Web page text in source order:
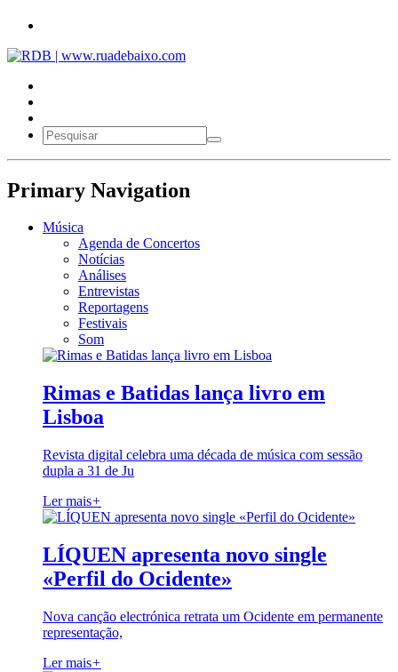
Primary Navigation
Música
Agenda de Concertos
Notícias
Análises
Entrevistas
Reportagens
Festivais
Som
Rimas e Batidas lança livro em
Lisboa
Revista digital celebra uma década de música com sessão
dupla a 31 de Ju
Ler mais+
LÍQUEN apresenta novo single
«Perfil do Ocidente»
Nova canção electrónica retrata um Ocidente em permanente
representação,
Ler mais+